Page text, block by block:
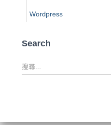
Wordpress
Search
搜
尋